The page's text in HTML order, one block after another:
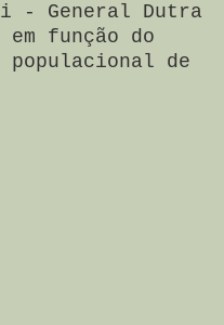
- General Dutra
função do
populacional de